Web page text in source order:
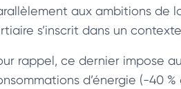
aux ambitions de
s’inscrit dans un
rappel, ce dernier impose
d’énergie (-40